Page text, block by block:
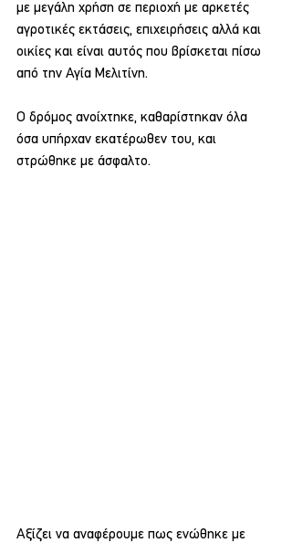
με μεγάλη χρήση σε περιοχή με αρκετές
αγροτικές εκτάσεις, επιχειρήσεις αλλά και
οικίες και είναι αυτός που βρίσκεται πίσω
από την Αγία Μελιτίνη.
Ο δρόμος ανοίχτηκε, καθαρίστηκαν όλα
όσα υπήρχαν εκατέρωθεν του, και
στρώθηκε με άσφαλτο.
Αξίζει να αναφέρουμε πως ενώθηκε με